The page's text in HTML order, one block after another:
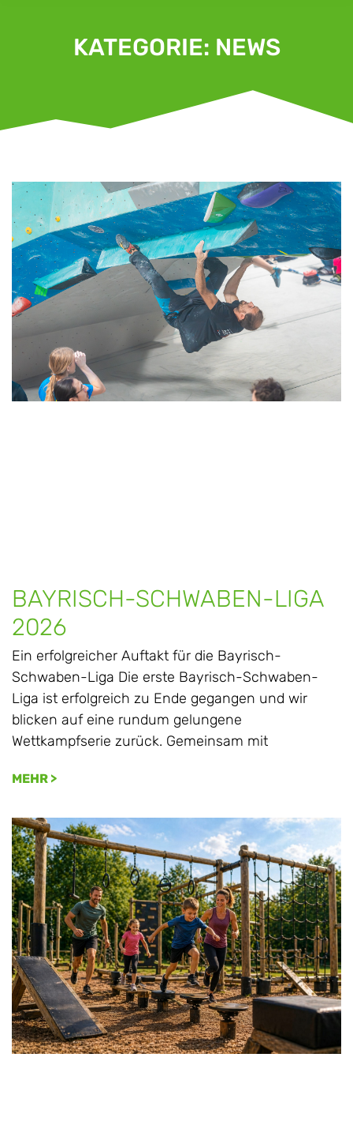
KATEGORIE: NEWS
BAYRISCH-SCHWABEN-LIGA
2026
Ein erfolgreicher Auftakt für die Bayrisch-
Schwaben-Liga Die erste Bayrisch-Schwaben-
Liga ist erfolgreich zu Ende gegangen und wir
blicken auf eine rundum gelungene
Wettkampfserie zurück. Gemeinsam mit
MEHR >